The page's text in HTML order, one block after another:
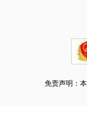
免责声明：